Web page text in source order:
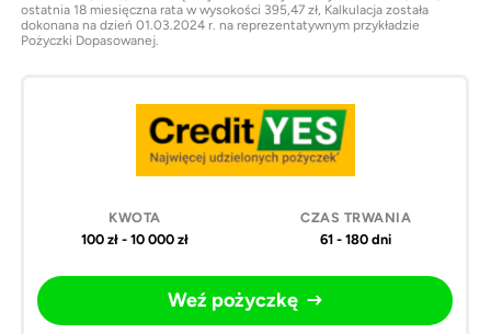
ostatnia 18 miesięczna rata w wysokości 395,47 zł, Kalkulacja została
dokonana na dzień 01.03.2024 r. na reprezentatywnym przykładzie
Pożyczki Dopasowanej.
100 zł - 10 000 zł 61 - 180 dni
Weź pożyczkę